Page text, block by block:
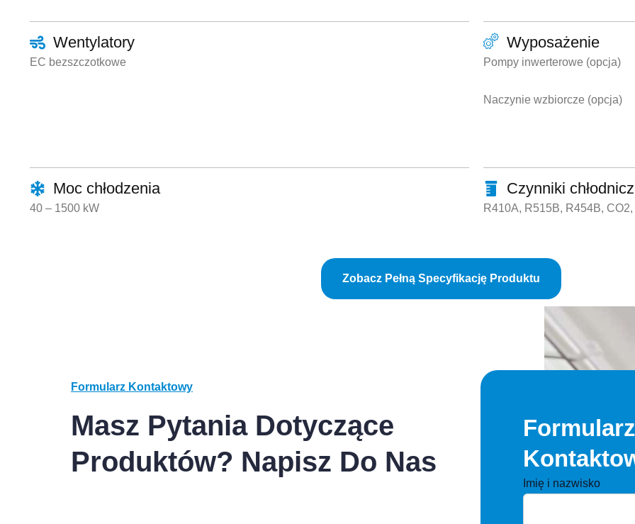
Wentylatory
EC bezszczotkowe
Wyposażenie
Pompy inwerterowe (opcja)
Naczynie wzbiorcze (opcja)
Moc chłodzenia
40 – 1500 kW
Czynniki
R410A, R515B, R454B,
Zobacz Pełną Specyfikację Produktu
Formularz Kontaktowy
Masz Pytania Dotyczące
Produktów? Napisz Do Nas
Formularz
Imię i nazwisko